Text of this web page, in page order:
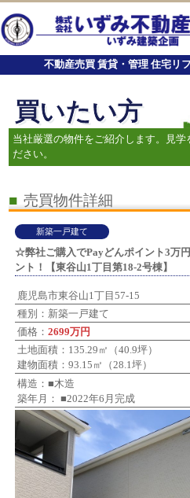
不動産売買 賃貸・管理 住宅リ
買いたい方
当社厳選の物件をご紹介します。見学
ださい。
■ 売買物件詳細
新築一戸建て
☆弊社ご購入でPayどんポイント3万
ント！【東谷山1丁目第18-2号棟】
鹿児島市東谷山1丁目57-15
種別：新築一戸建て
価格：2699万円
土地面積：135.29㎡（40.9坪）
建物面積：93.15㎡（28.1坪）
構造：■木造
築年月： ■2022年6月完成